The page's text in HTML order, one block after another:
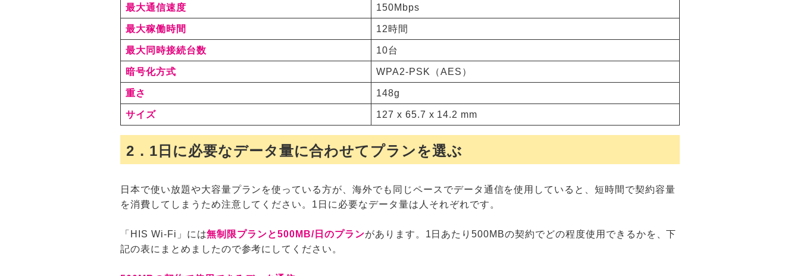
最大通信速度 150Mbps
最大稼働時間 12時間
最大同時接続台数 10台
暗号化方式 WPA2-PSK（AES）
重さ 148g
サイズ 127 x 65.7 x 14.2 mm
2．1日に必要なデータ量に合わせてプランを選ぶ
日本で使い放題や大容量プランを使っている方が、海外でも同じペースでデータ通信を使用していると、短時間で契約容量
を消費してしまうため注意してください。1日に必要なデータ量は人それぞれです。
「HIS Wi-Fi」には無制限プランと500MB/日のプランがあります。1日あたり500MBの契約でどの程度使用できるかを、下
記の表にまとめましたので参考にしてください。